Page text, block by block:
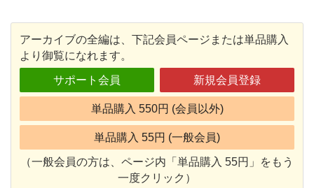
アーカイブの全編は、下記会員ページまたは単品購入
より御覧になれます。
サポート会員 新規会員登録
単品購入 550円 (会員以外)
単品購入 55円 (一般会員)
（一般会員の方は、ページ内「単品購入 55円」をもう
一度クリック）